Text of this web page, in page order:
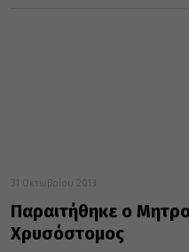
31 Οκτωβρίου 2013
Παραιτήθηκε ο
Χρυσόστομος